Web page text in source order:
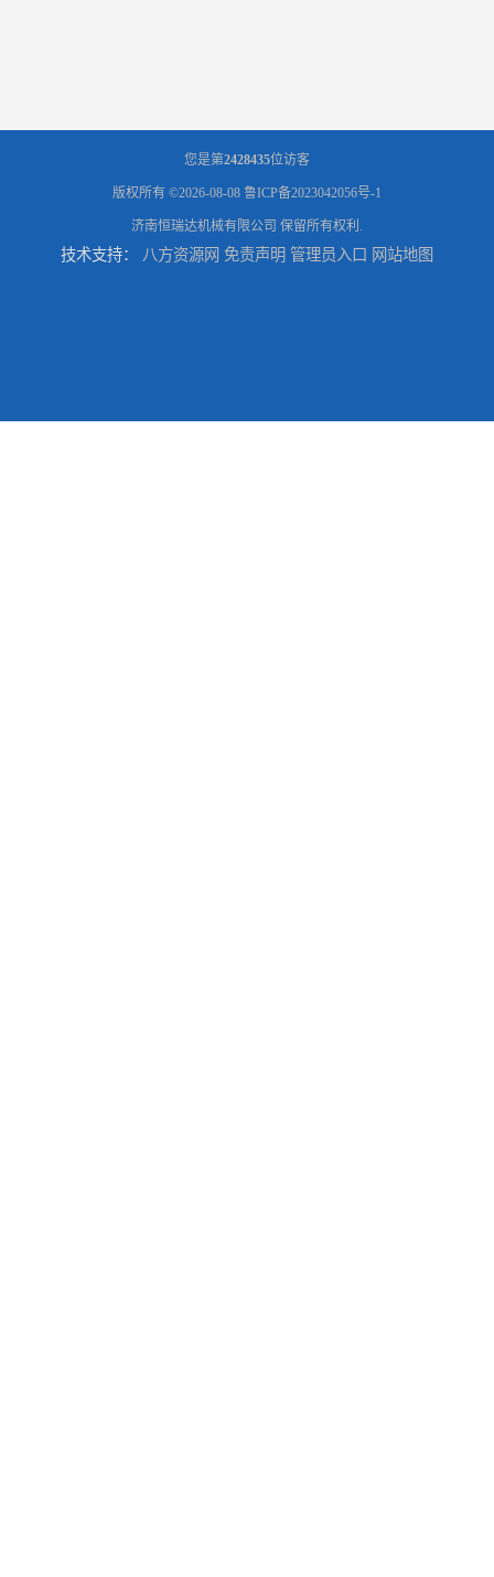
您是第2428435位访客
版权所有 ©2026-08-08 鲁ICP备2023042056号-1
济南恒瑞达机械有限公司 保留所有权利.
技术支持： 八方资源网 免责声明 管理员入口 网站地图